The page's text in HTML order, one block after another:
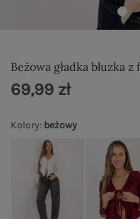
Beżowa gładka bluzka z
Kolory: beżowy
69,99 zł